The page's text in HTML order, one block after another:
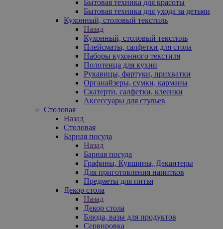
Бытовая техника для красоты
Бытовая техника для ухода за детьми
Кухонный, столовый текстиль
Назад
Кухонный, столовый текстиль
Плейсматы, салфетки для стола
Наборы кухонного текстиля
Полотенца для кухни
Рукавицы, фартуки, прихватки
Органайзеры, сумки, карманы
Скатерти, салфетки, клеенки
Аксессуары для стульев
Столовая
Назад
Столовая
Барная посуда
Назад
Барная посуда
Графины, Кувшины, Декантеры
Для приготовления напитков
Предметы для питья
Декор стола
Назад
Декор стола
Блюда, вазы для продуктов
Сервировка